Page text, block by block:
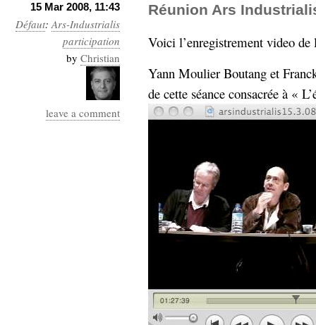
15 Mar 2008, 11:43
Défaut:Ars-Industrialis
participation
by Christian
leave a comment
Réunion Ars
Voici l’enregistrement video de
Yann Moulier Boutang et
de cette séance consacrée à «